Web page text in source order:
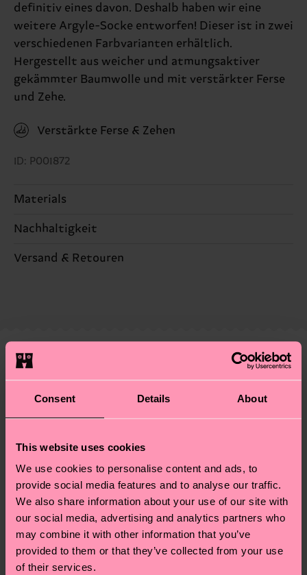
Consent Details About
This website uses cookies
We use cookies to personalise content and ads, to
provide social media features and to analyse our traffic.
We also share information about your use of our site with
our social media, advertising and analytics partners who
may combine it with other information that you’ve
provided to them or that they’ve collected from your use
of their services.
definitiv eines davon. Deshalb haben wir eine
weitere Argyle-Socke entworfen! Dieser ist in zwei
verschiedenen Farbvarianten erhältlich.
Hergestellt aus weicher und atmungsaktiver
gekämmter Baumwolle und mit verstärkter Ferse
und Zehe.
Verstärkte Ferse & Zehen
ID: P001872
Materials
86% Cotton, 12% Polyamide, 2% Elastane
Nachhaltigkeit
Nachhaltigkeit ist mehr als nur Qualität und
findest du auf unsererNachhaltigkeitsseite.
Versand & Retouren
deine Bestellung versandt wurde. Bitte bedenke,
dass es sich hierbei um einen Richtwert handelt
deinem Land abhängt.
Hilfebereich im ArtikelRetouren
am häufigsten gestellten Fragen.
Ähnliche muster
Neuheit